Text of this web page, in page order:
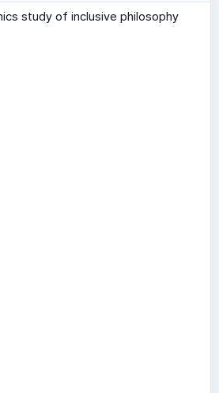
study of inclusive philosophy